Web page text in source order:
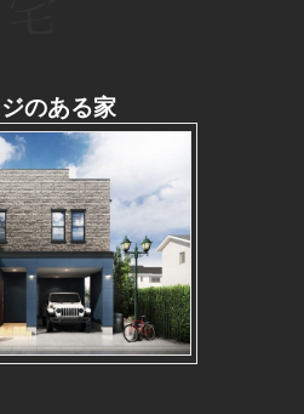
のある家